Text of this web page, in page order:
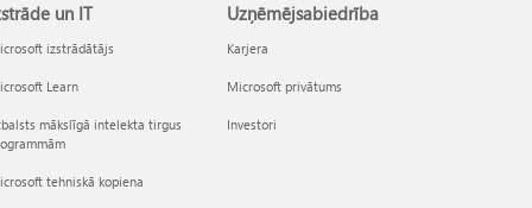
un IT
izstrādātājs
Learn
mākslīgā intelekta tirgus
tehniskā kopiena
Uzņēmējsabiedrība
Karjera
Microsoft privātums
Investori